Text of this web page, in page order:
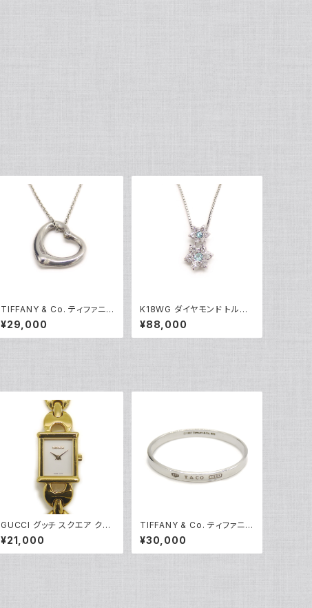
TIFFANY & Co. ティファニー
エレサペレッティ オープンハ
ート 1Pダイヤ ペンダント ネッ
クレス シルバー925 アズキチ
¥29,000
K18WG ダイヤモンド トルマ
リン フラワーデザイン ペンダ
ント ネックレス 18金 ホワイト
ゴールド ベネチアンチェーン
¥88,000
GUCCI グッチ スクエア クォ
ーツ レディースウォッチ 1800
L 白文字盤 Y05272
¥21,000
TIFFANY & Co. ティファニー
1837 ナロー バングル ブレス
レット シルバー925 Y04751
¥30,000